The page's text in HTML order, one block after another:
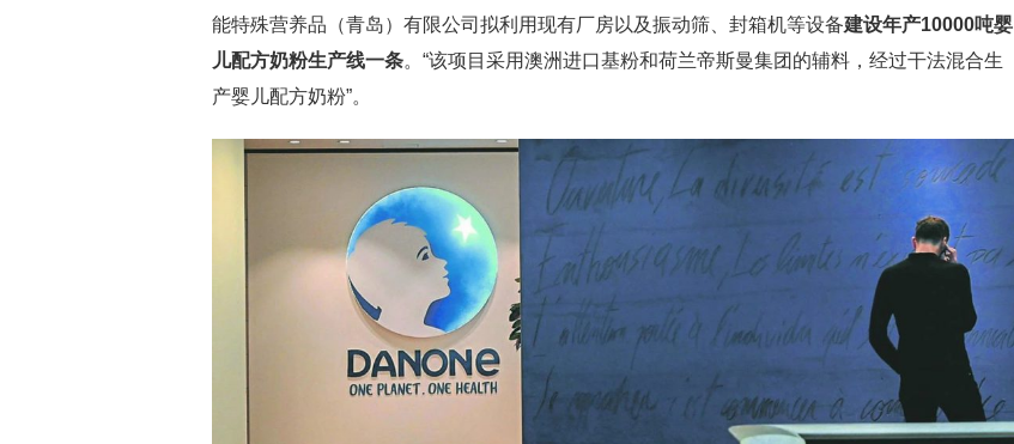
能特殊营养品（青岛）有限公司拟利用现有厂房以及振动筛、封箱机等设备建设年产10000吨婴
儿配方奶粉生产线一条。“该项目采用澳洲进口基粉和荷兰帝斯曼集团的辅料，经过干法混合生
产婴儿配方奶粉”。